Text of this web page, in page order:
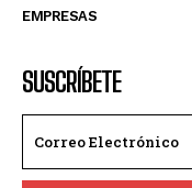
EMPRESAS
SUSCRÍBETE